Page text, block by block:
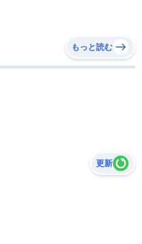
もっと読む
更新